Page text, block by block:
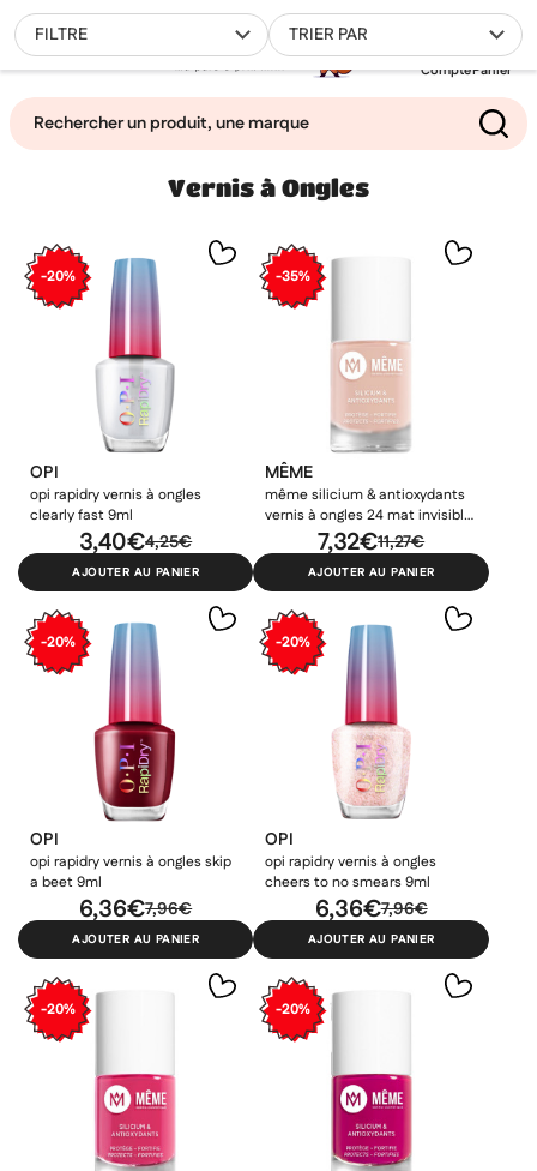
Compte
0
Panier
Filtrer
TRIER PAR
FILTRE
Vernis à Ongles
-20%
OPI
opi rapidry vernis à ongles
clearly fast 9ml
4,25€
3,40€
AJOUTER AU PANIER
-35%
MÊME
même silicium & antioxydants
vernis à ongles 24 mat invisible
11,27€
7,32€
AJOUTER AU PANIER
-20%
OPI
opi rapidry vernis à ongles skip
a beet 9ml
7,96€
6,36€
AJOUTER AU PANIER
-20%
OPI
opi rapidry vernis à ongles
cheers to no smears 9ml
7,96€
6,36€
AJOUTER AU PANIER
-20% -20%